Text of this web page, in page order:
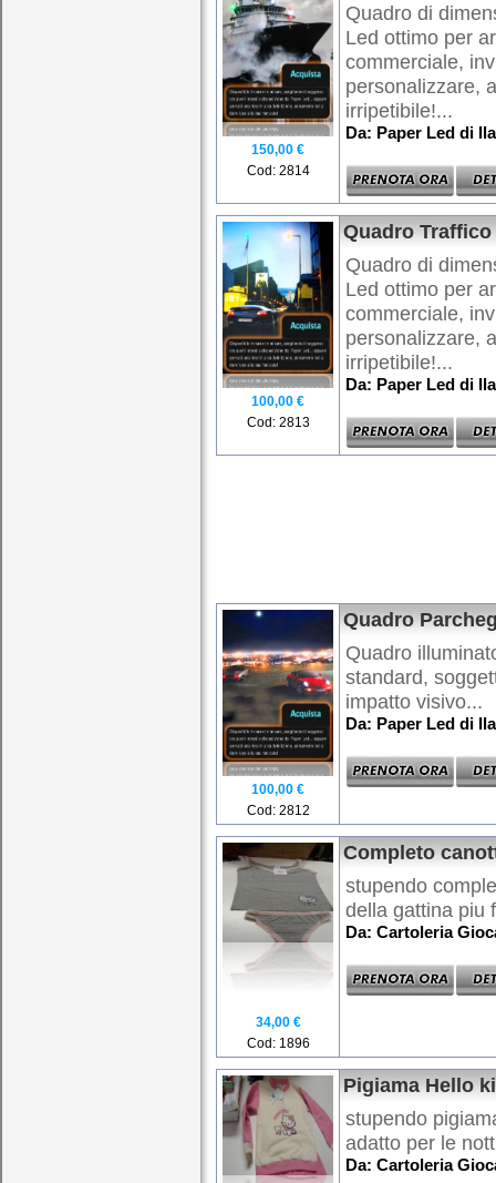
150,00 €
Cod: 2814
Quadro di
Led ottimo per
commerciale,
personalizzare,
irripetibile!...
Da: Paper Led di
100,00 €
Cod: 2813
Quadro
Quadro di
Led ottimo per
commerciale,
personalizzare,
irripetibile!...
Da: Paper Led di
100,00 €
Cod: 2812
Quadro
Quadro
standard,
impatto visivo...
Da: Paper Led di
34,00 €
Cod: 1896
Completo
stupendo
della gattina piu
Da: Cartoleria
Pigiama Hello
stupendo
adatto per le
Da: Cartoleria